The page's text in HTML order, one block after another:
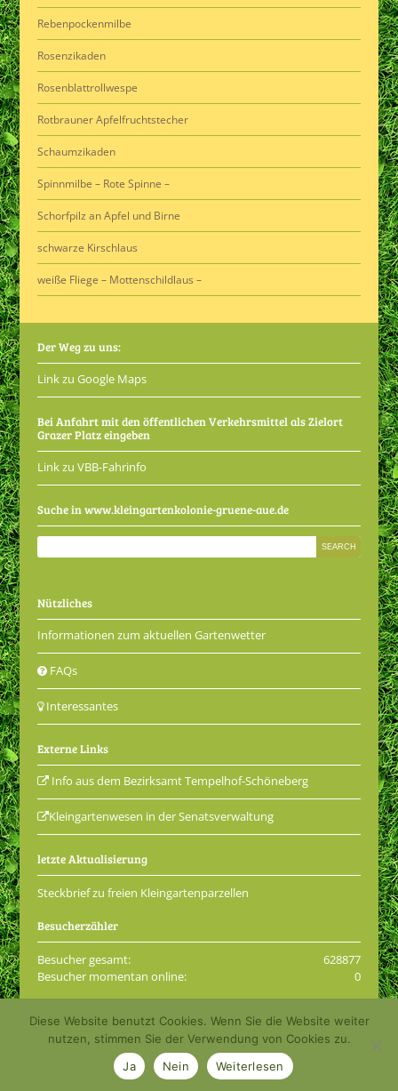
Rebenpockenmilbe
Rosenzikaden
Rosenblattrollwespe
Rotbrauner Apfelfruchtstecher
Schaumzikaden
Spinnmilbe – Rote Spinne –
Schorfpilz an Apfel und Birne
schwarze Kirschlaus
weiße Fliege – Mottenschildlaus –
Der Weg zu uns:
Link zu Google Maps
Bei Anfahrt mit den öffentlichen Verkehrsmittel als Zielort
Grazer Platz eingeben
Link zu VBB-Fahrinfo
Suche in www.kleingartenkolonie-gruene-aue.de
Nützliches
Informationen zum aktuellen Gartenwetter
FAQs
Interessantes
Externe Links
Info aus dem Bezirksamt Tempelhof-Schöneberg
Kleingartenwesen in der Senatsverwaltung
letzte Aktualisierung
Steckbrief zu freien Kleingartenparzellen
Besucherzähler
628877
Besucher gesamt:
0
Besucher momentan online:
© 2001 - 2026 Kleingartenkolonie Grüne Aue e.V.
Impressum
Datenschutzerklärung Login
Diese Website benutzt Cookies. Wenn Sie die Website weiter
nutzen, stimmen Sie der Verwendung von Cookies zu.
Ja
Nein Weiterlesen